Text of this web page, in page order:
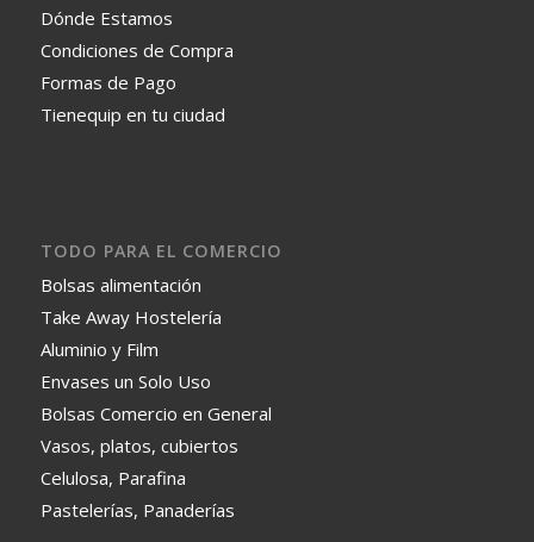
Dónde Estamos
Condiciones de Compra
Formas de Pago
Tienequip en tu ciudad
TODO PARA EL COMERCIO
Bolsas alimentación
Take Away Hostelería
Aluminio y Film
Envases un Solo Uso
Bolsas Comercio en General
Vasos, platos, cubiertos
Celulosa, Parafina
Pastelerías, Panaderías